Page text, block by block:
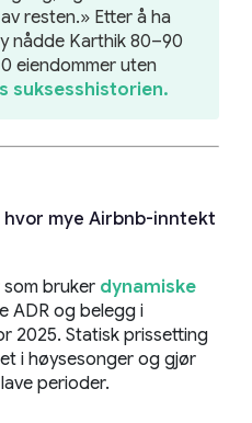
resten.» Etter å ha
nådde Karthik 80–90
eiendommer uten
suksesshistorien.
mye Airbnb-inntekt
bruker dynamiske
ADR og belegg i
2025. Statisk prissetting
i høysesonger og gjør
perioder.